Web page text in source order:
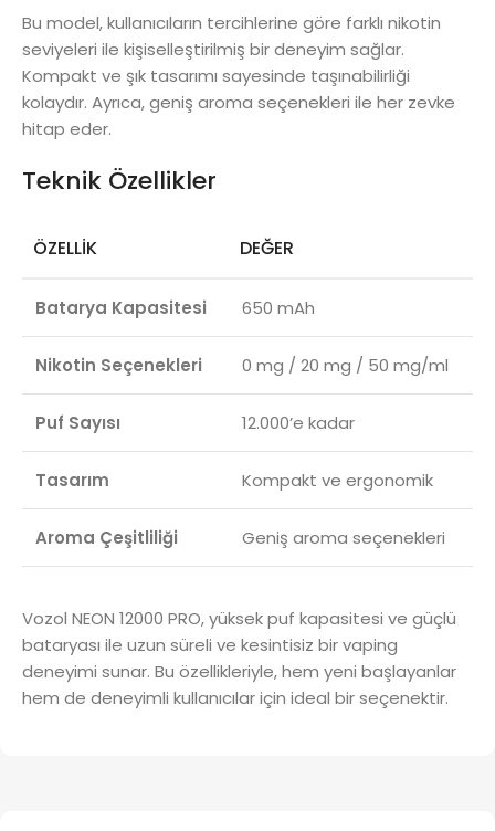
Bu model, kullanıcıların tercihlerine göre farklı nikotin
seviyeleri ile kişiselleştirilmiş bir deneyim sağlar.
Kompakt ve şık tasarımı sayesinde taşınabilirliği
kolaydır. Ayrıca, geniş aroma seçenekleri ile her zevke
hitap eder.
Teknik Özellikler
ÖZELLIK DEĞER
Batarya Kapasitesi 650 mAh
Nikotin Seçenekleri 0 mg / 20 mg / 50 mg/ml
Puf Sayısı 12.000’e kadar
Tasarım Kompakt ve ergonomik
Aroma Çeşitliliği Geniş aroma seçenekleri
Vozol NEON 12000 PRO, yüksek puf kapasitesi ve güçlü
bataryası ile uzun süreli ve kesintisiz bir vaping
deneyimi sunar. Bu özellikleriyle, hem yeni başlayanlar
hem de deneyimli kullanıcılar için ideal bir seçenektir.